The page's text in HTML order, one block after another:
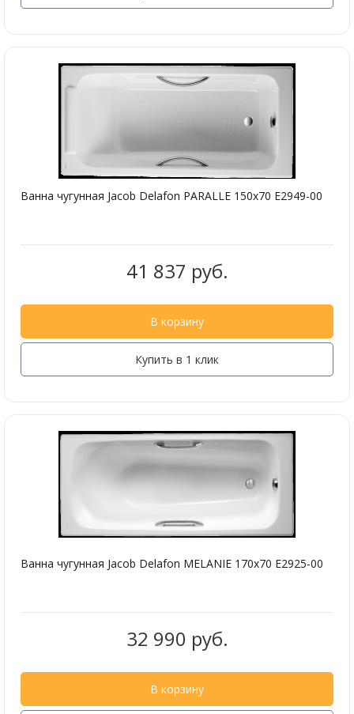
Ванна чугунная Jacob Delafon PARALLE 150х70 E2949-00
41 837 руб.
В корзину
Купить в 1 клик
Ванна чугунная Jacob Delafon MELANIE 170х70 E2925-00
32 990 руб.
В корзину